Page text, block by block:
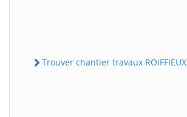
Trouver chantier travaux ROIFFIEUX